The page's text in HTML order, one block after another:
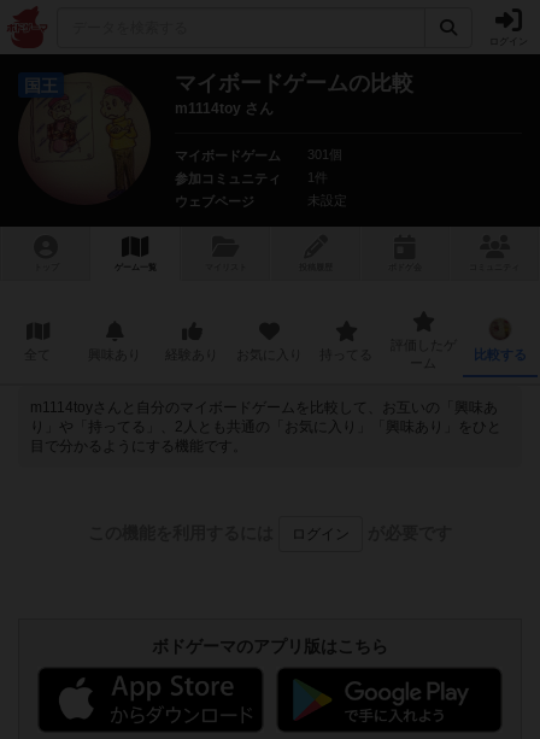
国王 マイボードゲームの比較
m1114toy さん
マイボードゲーム
301個
参加コミュニティ
1件
ウェブページ
未設定
ゲーム一覧
比較する
m1114toyさんと自分のマイボードゲームを比較して、お互いの「興味あ
り」や「持ってる」、2人とも共通の「お気に入り」「興味あり」をひと
目で分かるようにする機能です。
ログイン
ボドゲーマのアプリ版はこちら